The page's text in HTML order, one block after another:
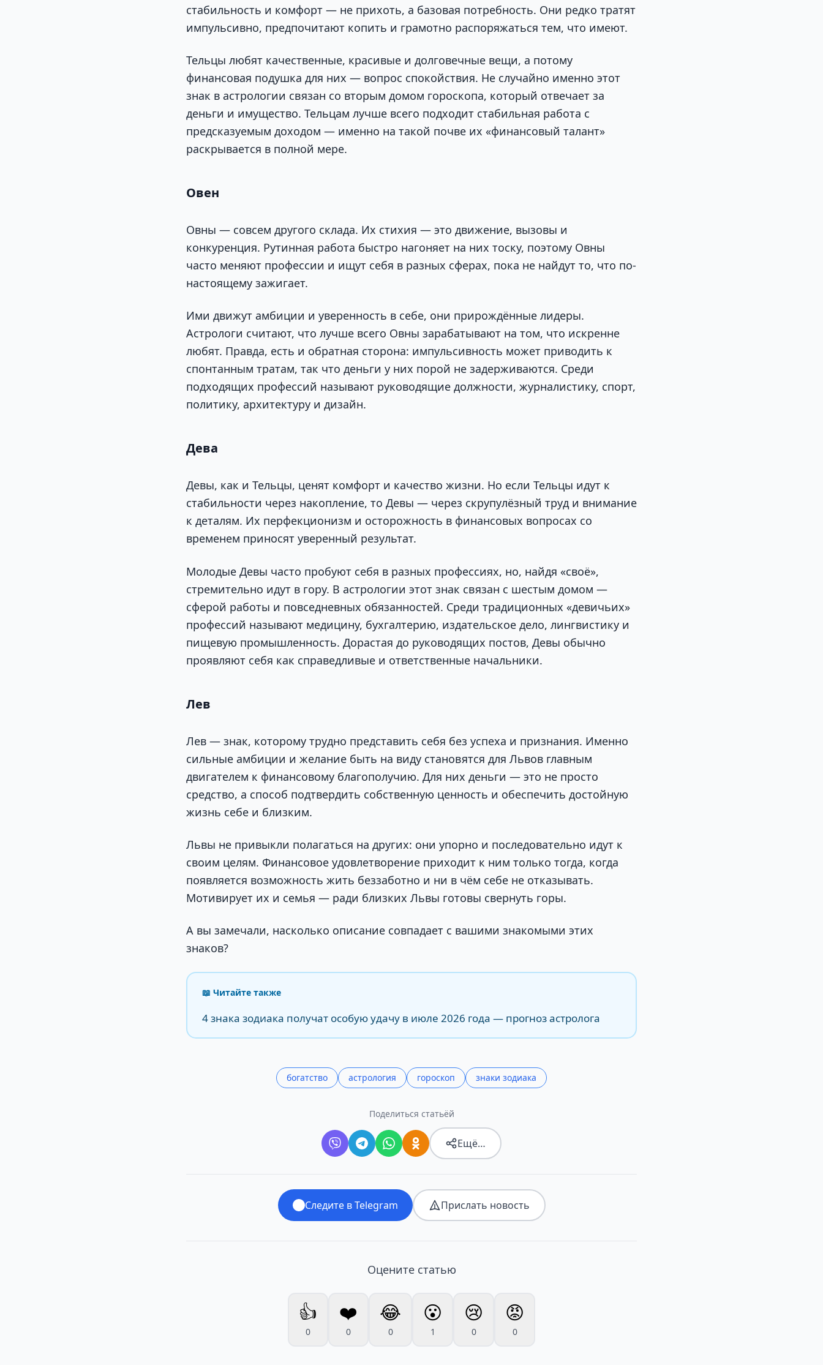
стабильность и комфорт — не прихоть, а базовая потребность. Они редко тратят
импульсивно, предпочитают копить и грамотно распоряжаться тем, что имеют.
Тельцы любят качественные, красивые и долговечные вещи, а потому
финансовая подушка для них — вопрос спокойствия. Не случайно именно этот
знак в астрологии связан со вторым домом гороскопа, который отвечает за
деньги и имущество. Тельцам лучше всего подходит стабильная работа с
предсказуемым доходом — именно на такой почве их «финансовый талант»
раскрывается в полной мере.
Овен
Овны — совсем другого склада. Их стихия — это движение, вызовы и
конкуренция. Рутинная работа быстро нагоняет на них тоску, поэтому Овны
часто меняют профессии и ищут себя в разных сферах, пока не найдут то, что по-
настоящему зажигает.
Ими движут амбиции и уверенность в себе, они прирождённые лидеры.
Астрологи считают, что лучше всего Овны зарабатывают на том, что искренне
любят. Правда, есть и обратная сторона: импульсивность может приводить к
спонтанным тратам, так что деньги у них порой не задерживаются. Среди
подходящих профессий называют руководящие должности, журналистику, спорт,
политику, архитектуру и дизайн.
Дева
Девы, как и Тельцы, ценят комфорт и качество жизни. Но если Тельцы идут к
стабильности через накопление, то Девы — через скрупулёзный труд и внимание
к деталям. Их перфекционизм и осторожность в финансовых вопросах со
временем приносят уверенный результат.
Молодые Девы часто пробуют себя в разных профессиях, но, найдя «своё»,
стремительно идут в гору. В астрологии этот знак связан с шестым домом —
сферой работы и повседневных обязанностей. Среди традиционных «девичьих»
профессий называют медицину, бухгалтерию, издательское дело, лингвистику и
пищевую промышленность. Дорастая до руководящих постов, Девы обычно
проявляют себя как справедливые и ответственные начальники.
Лев
Лев — знак, которому трудно представить себя без успеха и признания. Именно
сильные амбиции и желание быть на виду становятся для Львов главным
двигателем к финансовому благополучию. Для них деньги — это не просто
средство, а способ подтвердить собственную ценность и обеспечить достойную
жизнь себе и близким.
Львы не привыкли полагаться на других: они упорно и последовательно идут к
своим целям. Финансовое удовлетворение приходит к ним только тогда, когда
появляется возможность жить беззаботно и ни в чём себе не отказывать.
Мотивирует их и семья — ради близких Львы готовы свернуть горы.
А вы замечали, насколько описание совпадает с вашими знакомыми этих
знаков?
📖 Читайте также
4 знака зодиака получат особую удачу в июле 2026 года — прогноз астролога
богатство астрология гороскоп знаки зодиака
Поделиться статьёй
Ещё…
Следите в Telegram Прислать новость
Оцените статью
👍
0
❤️
0
😂
0
😮
1
😢
0
😡
0